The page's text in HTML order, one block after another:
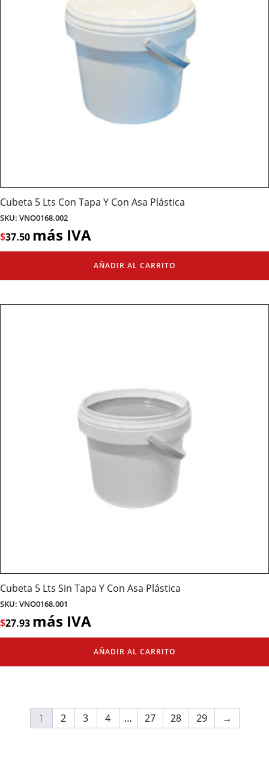
Cubeta 5 Lts Con Tapa Y Con Asa Plástica
SKU: VNO0168.002
$37.50 más IVA
AÑADIR AL CARRITO
Cubeta 5 Lts Sin Tapa Y Con Asa Plástica
SKU: VNO0168.001
$27.93 más IVA
AÑADIR AL CARRITO
1 2 3 4 … 27 28 29 →